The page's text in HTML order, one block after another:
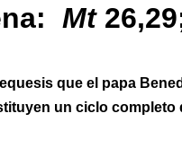
Mt
que el papa
un ciclo completo